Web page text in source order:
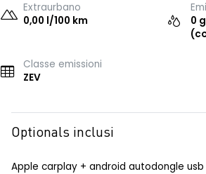
Extraurbano
0,00 l/100 km
0
Classe emissioni
ZEV
Optionals inclusi
Apple carplay + android autodongle usb